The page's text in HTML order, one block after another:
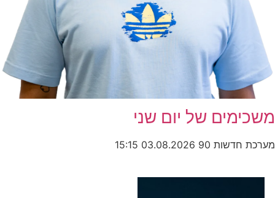
משכימים של יום שני
מערכת חדשות 90 03.08.2026
15:15